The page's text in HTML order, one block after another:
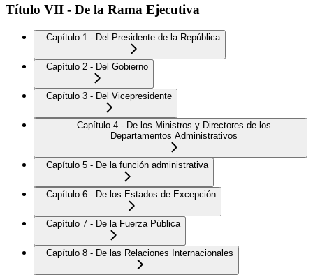
Título VII - De la Rama Ejecutiva
Capítulo 1 - Del Presidente de la República
Capítulo 2 - Del Gobierno
Capítulo 3 - Del Vicepresidente
Capítulo 4 - De los Ministros y Directores de los
Departamentos Administrativos
Capítulo 5 - De la función administrativa
Capítulo 6 - De los Estados de Excepción
Capítulo 7 - De la Fuerza Pública
Capítulo 8 - De las Relaciones Internacionales